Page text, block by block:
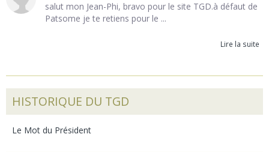
salut mon Jean-Phi, bravo pour le site TGD.à défaut de
Patsome je te retiens pour le ...
Lire la suite
HISTORIQUE DU TGD
Le Mot du Président